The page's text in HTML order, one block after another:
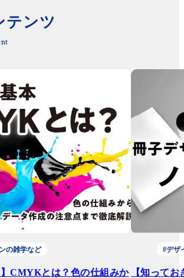
テンツ
の雑学など
】CMYKとは？色の仕組みか
#デザ
【知って